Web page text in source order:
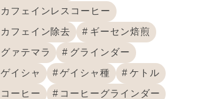
カフェインレスコーヒー
カフェイン除去 ギーセン焙煎
グァテマラ グラインダー
ゲイシャ ゲイシャ種 ケトル
コーヒー コーヒーグラインダー